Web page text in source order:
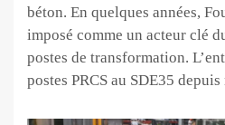
béton. En quelques années,
imposé comme un acteur clé
postes de transformation.
postes PRCS au SDE35